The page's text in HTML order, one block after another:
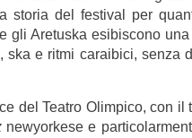
del festival per
gli Aretuska esibiscono
e ritmi caraibici, senza
del Teatro Olimpico, con il
newyorkese e